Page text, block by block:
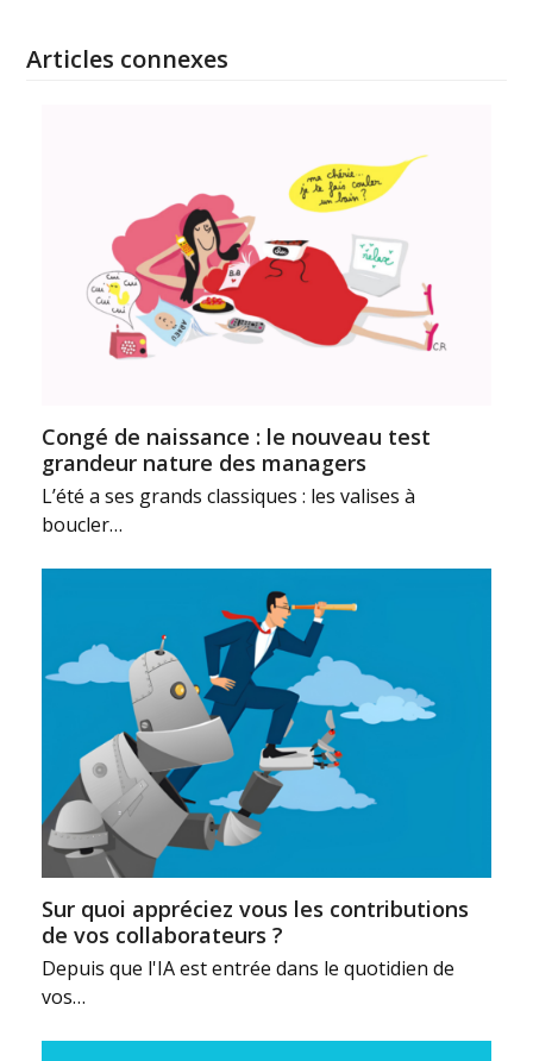
Articles connexes
Congé de naissance : le nouveau test
grandeur nature des managers
L’été a ses grands classiques : les valises à
boucler…
Sur quoi appréciez vous les contributions
de vos collaborateurs ?
Depuis que l'IA est entrée dans le quotidien de
vos…